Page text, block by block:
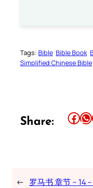
Tags: Bible Bible Book
Simplified Chinese Bible
Share: Share this article on Facebook Share this article on WhatsApp
← 罗马书 章节 – 14